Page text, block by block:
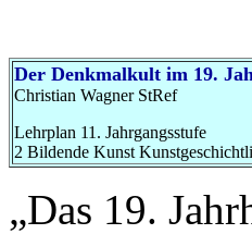
Der Denkmalkult im 19.
Christian Wagner StRef
Lehrplan 11. Jahrgangsstufe
2 Bildende Kunst
„Das 19.